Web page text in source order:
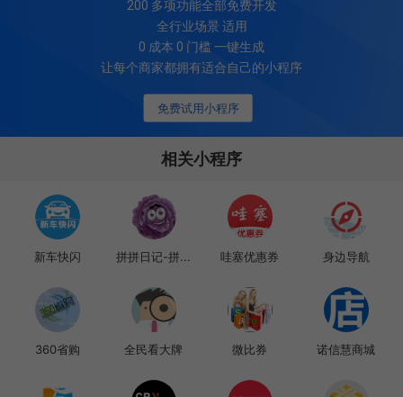
免费试用小程序
200 多项功能全部免费开发
全行业场景 适用
0 成本 0 门槛 一键生成
让每个商家都拥有适合自己的小程序
相关小程序
新车快闪 拼拼日记-拼... 哇塞优惠券 身边导航
360省购 全民看大牌 微比券 诺信慧商城